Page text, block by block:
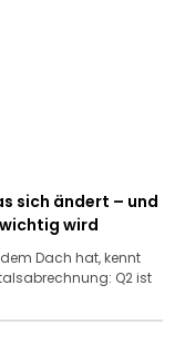
sich ändert – und
wird
Dach hat, kennt
Q2 ist